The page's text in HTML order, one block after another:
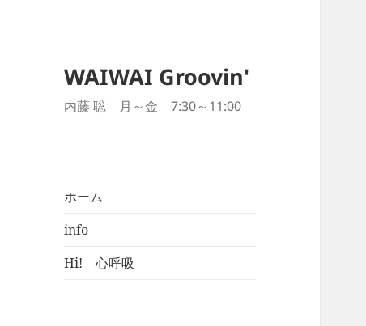
WAIWAI Groovin'
内藤 聡 月～金 7:30～11:00
ホーム
info
Hi! 心呼吸